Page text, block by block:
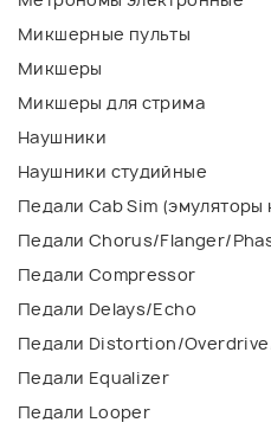
Микшерные пульты
Микшеры
Микшеры для стрима
Наушники
Наушники студийные
Педали Cab Sim (эмуляторы
Педали Chorus/Flanger/
Педали Compressor
Педали Delays/Echo
Педали Distortion/
Педали Equalizer
Педали Looper